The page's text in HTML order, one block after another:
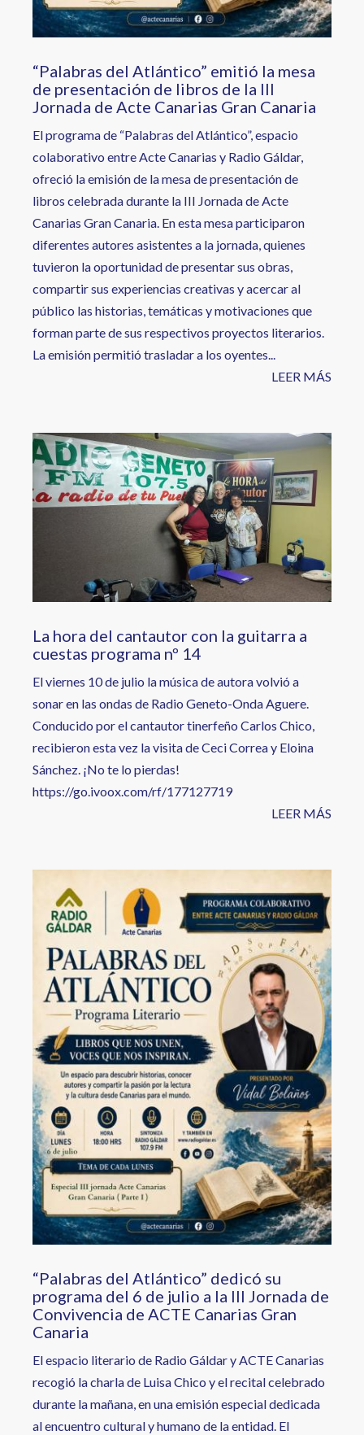
“Palabras del Atlántico” emitió la mesa
de presentación de libros de la III
Jornada de Acte Canarias Gran Canaria
El programa de “Palabras del Atlántico”, espacio
colaborativo entre Acte Canarias y Radio Gáldar,
ofreció la emisión de la mesa de presentación de
libros celebrada durante la III Jornada de Acte
Canarias Gran Canaria. En esta mesa participaron
diferentes autores asistentes a la jornada, quienes
tuvieron la oportunidad de presentar sus obras,
compartir sus experiencias creativas y acercar al
público las historias, temáticas y motivaciones que
forman parte de sus respectivos proyectos literarios.
La emisión permitió trasladar a los oyentes...
LEER MÁS
Image
La hora del cantautor con la guitarra a
cuestas programa nº 14
El viernes 10 de julio la música de autora volvió a
sonar en las ondas de Radio Geneto-Onda Aguere.
Conducido por el cantautor tinerfeño Carlos Chico,
recibieron esta vez la visita de Ceci Correa y Eloina
Sánchez. ¡No te lo pierdas!
https://go.ivoox.com/rf/177127719
LEER MÁS
“Palabras del Atlántico” dedicó su
programa del 6 de julio a la III Jornada de
Convivencia de ACTE Canarias Gran
Canaria
El espacio literario de Radio Gáldar y ACTE Canarias
recogió la charla de Luisa Chico y el recital celebrado
durante la mañana, en una emisión especial dedicada
al encuentro cultural y humano de la entidad. El